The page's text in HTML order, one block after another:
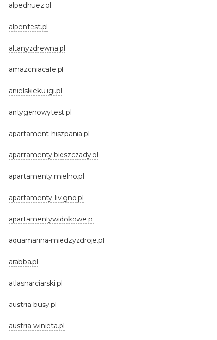
alpedhuez.pl
alpentest.pl
altanyzdrewna.pl
amazoniacafe.pl
anielskiekuligi.pl
antygenowytest.pl
apartament-hiszpania.pl
apartamenty.bieszczady.pl
apartamenty.mielno.pl
apartamenty-livigno.pl
apartamentywidokowe.pl
aquamarina-miedzyzdroje.pl
arabba.pl
atlasnarciarski.pl
austria-busy.pl
austria-winieta.pl